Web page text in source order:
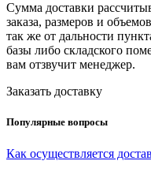
Сумма доставки
заказа, размеров и
так же от дальности
базы либо складского
вам отзвучит менеджер.
Заказать доставку
Популярные вопросы
Как осуществляется